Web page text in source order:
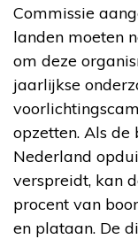
Commissie
landen moeten
om deze
jaarlijkse
opzetten. Als de
Nederland
verspreidt, kan
procent van
en plataan. De